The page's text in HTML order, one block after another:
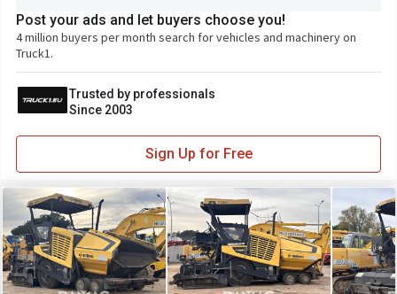
Post your ads and let buyers choose you!
4 million buyers per month search for vehicles and machinery on
Truck1.
Trusted by professionals
Since 2003
Sign Up for Free